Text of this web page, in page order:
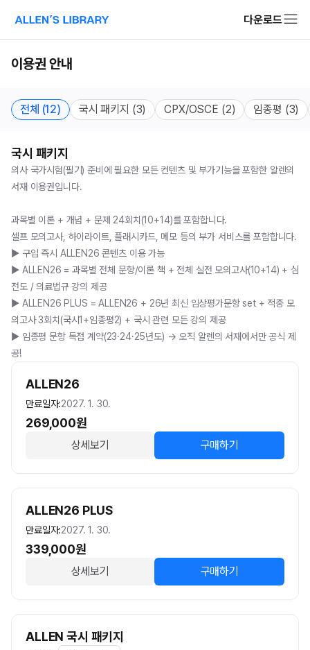
알렌의 서재 소개 페이지로 이동 다운로드
이용권 안내
전체 (12) 국시 패키지 (3) CPX/OSCE (2) 임종평 (3)
국시 패키지
의사 국가시험(필기) 준비에 필요한 모든 컨텐츠 및 부가기능을 포함한 알렌의
서재 이용권입니다.
과목별 이론 + 개념 + 문제 24회치(10+14)를 포함합니다.
셀프 모의고사, 하이라이트, 플래시카드, 메모 등의 부가 서비스를 포함합니다.
▶️ 구입 즉시 ALLEN26 콘텐츠 이용 가능
▶️ ALLEN26 = 과목별 전체 문항/이론 책 + 전체 실전 모의고사(10+14) + 심
전도 / 의료법규 강의 제공
▶️ ALLEN26 PLUS = ALLEN26 + 26년 최신 임상평가문항 set + 적중 모
의고사 3회치(국시1+임종평2) + 국시 관련 모든 강의 제공
▶️ 임종평 문항 독점 계약(23·24·25년도) → 오직 알렌의 서재에서만 공식 제
공!
ALLEN26
만료일자:2027. 1. 30.
269,000원
상세보기 구매하기
ALLEN26 PLUS
만료일자:2027. 1. 30.
339,000원
상세보기 구매하기
ALLEN 국시 패키지